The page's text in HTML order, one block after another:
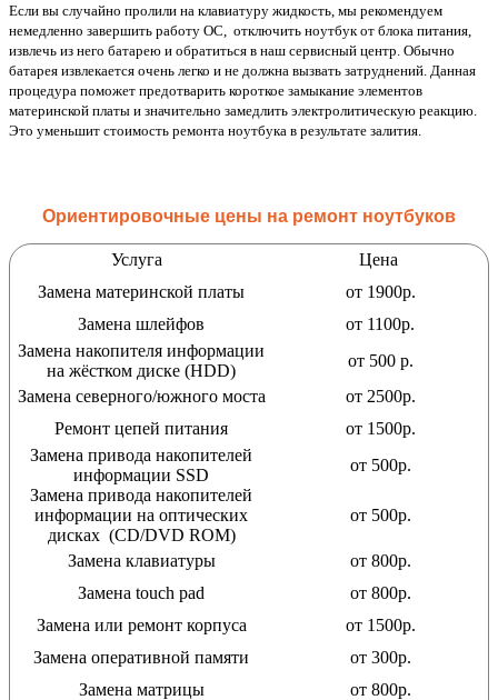
Если вы случайно пролили на клавиатуру жидкость, мы рекомендуем
немедленно завершить работу ОС, отключить ноутбук от блока питания,
извлечь из него батарею и обратиться в наш сервисный центр. Обычно
батарея извлекается очень легко и не должна вызвать затруднений. Данная
процедура поможет предотварить короткое замыкание элементов
материнской платы и значительно замедлить электролитическую реакцию.
Это уменьшит стоимость ремонта ноутбука в результате залития.
Ориентировочные цены на ремонт ноутбуков
Услуга
Цена
Замена материнской платы
от 1900р.
Замена шлейфов
от 1100р.
Замена накопителя информации
на жёстком диске (HDD)
от 500 р.
Замена северного/южного моста
от 2500р.
Ремонт цепей питания
от 1500р.
Замена привода накопителей
информации SSD
от 500р.
Замена привода накопителей
информации на оптических
дисках (CD/DVD ROM)
от 500р.
Замена клавиатуры
от 800р.
Замена touch pad
от 800р.
Замена или ремонт корпуса
от 1500р.
Замена оперативной памяти
от 300р.
Замена матрицы
от 800р.